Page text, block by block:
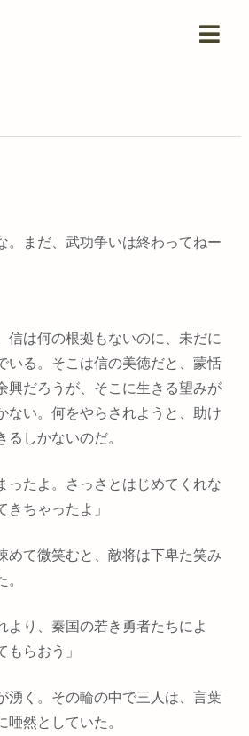
。まだ、武功争いは終わってねー
信は何の根拠もないのに、未だに
いる。そこは信の美徳だと、蒙恬
興だろうが、そこに生きる望みが
ない。何をやらされようと、助け
しかないのだ。
ったよ。さっさとはじめてくれな
ちゃったよ」
めて微笑むと、敵将は下卑た笑み
より、秦国の若き勇者たちによ
らおう」
湧く。その輪の中で三人は、言葉
然としていた。